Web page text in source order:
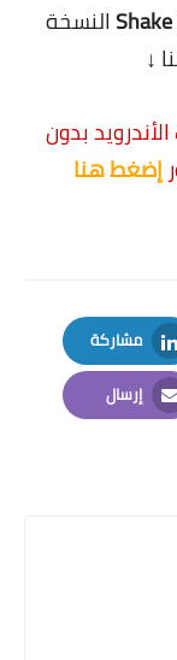
النسخة
↓
بدون
إضغط هنا
مشاركة
LinkedIn
إرسال
Email